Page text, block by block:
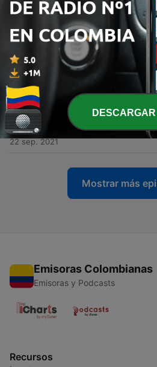
39 - Cuaresma de San Miguel
Cuaresma de San Miguel
27 sep. 2021
37 - Cuaresma de San Miguel
27 sep. 2021
36 - Cuaresma de San Miguel
22 sep. 2021
Mostrar más
Emisoras Colombianas
Emisoras y Podcasts
Recursos